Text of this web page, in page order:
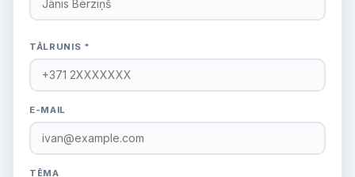
TĀLRUNIS *
E-MAIL
TĒMA